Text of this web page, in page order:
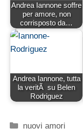
Andrea Iannone soffre
per amore, non
corrisposto da…
Andrea Iannone, tutta
la veritÃ su Belen
Rodriguez
Categorie
nuovi amori